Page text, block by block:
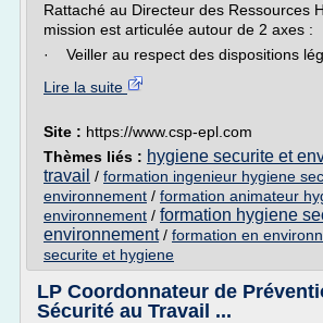
Rattaché au Directeur des Ressources
mission est articulée autour de 2 axes :
· Veiller au respect des dispositions
Lire la suite
Site : https://www.csp-epl.com
Thèmes liés : hygiene securite et
travail / formation ingenieur hygiene
environnement / formation animateur
environnement / formation hygiene
environnement/ formation en
securite et hygiene
LP Coordonnateur de
Sécurité au Travail ...